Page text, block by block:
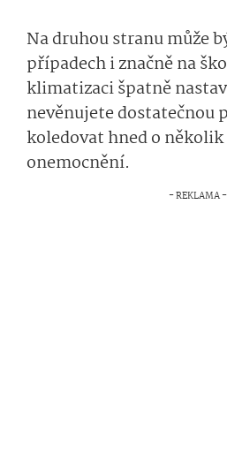
Na druhou stranu může
případech i značně na
klimatizaci špatně
nevěnujete dostatečnou
koledovat hned o
onemocnění.